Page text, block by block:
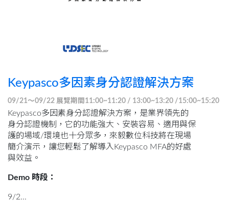
Keypasco多因素身分認證解決方案
09/21～09/22 展覽期間11:00~11:20 / 13:00~13:20 /15:00~15:20
Keypasco多因素身分認證解決方案，是業界領先的
身分認證機制，它的功能強大、安裝容易、適用與保
護的場域/環境也十分眾多，來毅數位科技將在現場
簡介演示，讓您輕鬆了解導入Keypasco MFA的好處
與效益。
Demo 時段：
9/2...